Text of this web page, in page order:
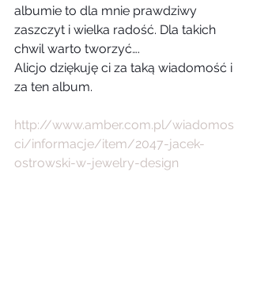
albumie to dla mnie prawdziwy
zaszczyt i wielka radość. Dla takich
chwil warto tworzyć….
Alicjo dziękuję ci za taką wiadomość i
za ten album.
http://www.amber.com.pl/wiadomos
ci/informacje/item/2047-jacek-
ostrowski-w-jewelry-design